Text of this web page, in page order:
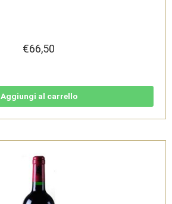
€66,50
Aggiungi al carrello